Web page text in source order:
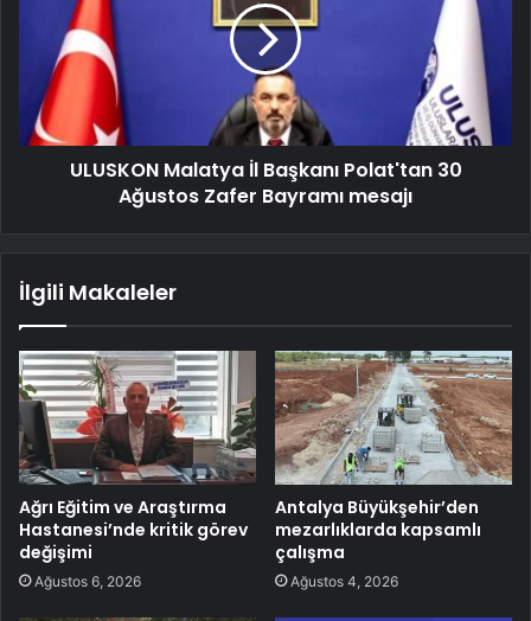
ULUSKON Malatya İl Başkanı Polat'tan 30
Ağustos Zafer Bayramı mesajı
İlgili Makaleler
Ağrı Eğitim ve Araştırma
Hastanesi’nde kritik görev
değişimi
Ağustos 6, 2026
Antalya Büyükşehir’den
mezarlıklarda kapsamlı
çalışma
Ağustos 4, 2026